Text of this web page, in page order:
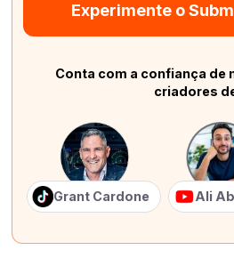
Experimente o
Conta com a confiança de
criadores
Grant Cardone Ali